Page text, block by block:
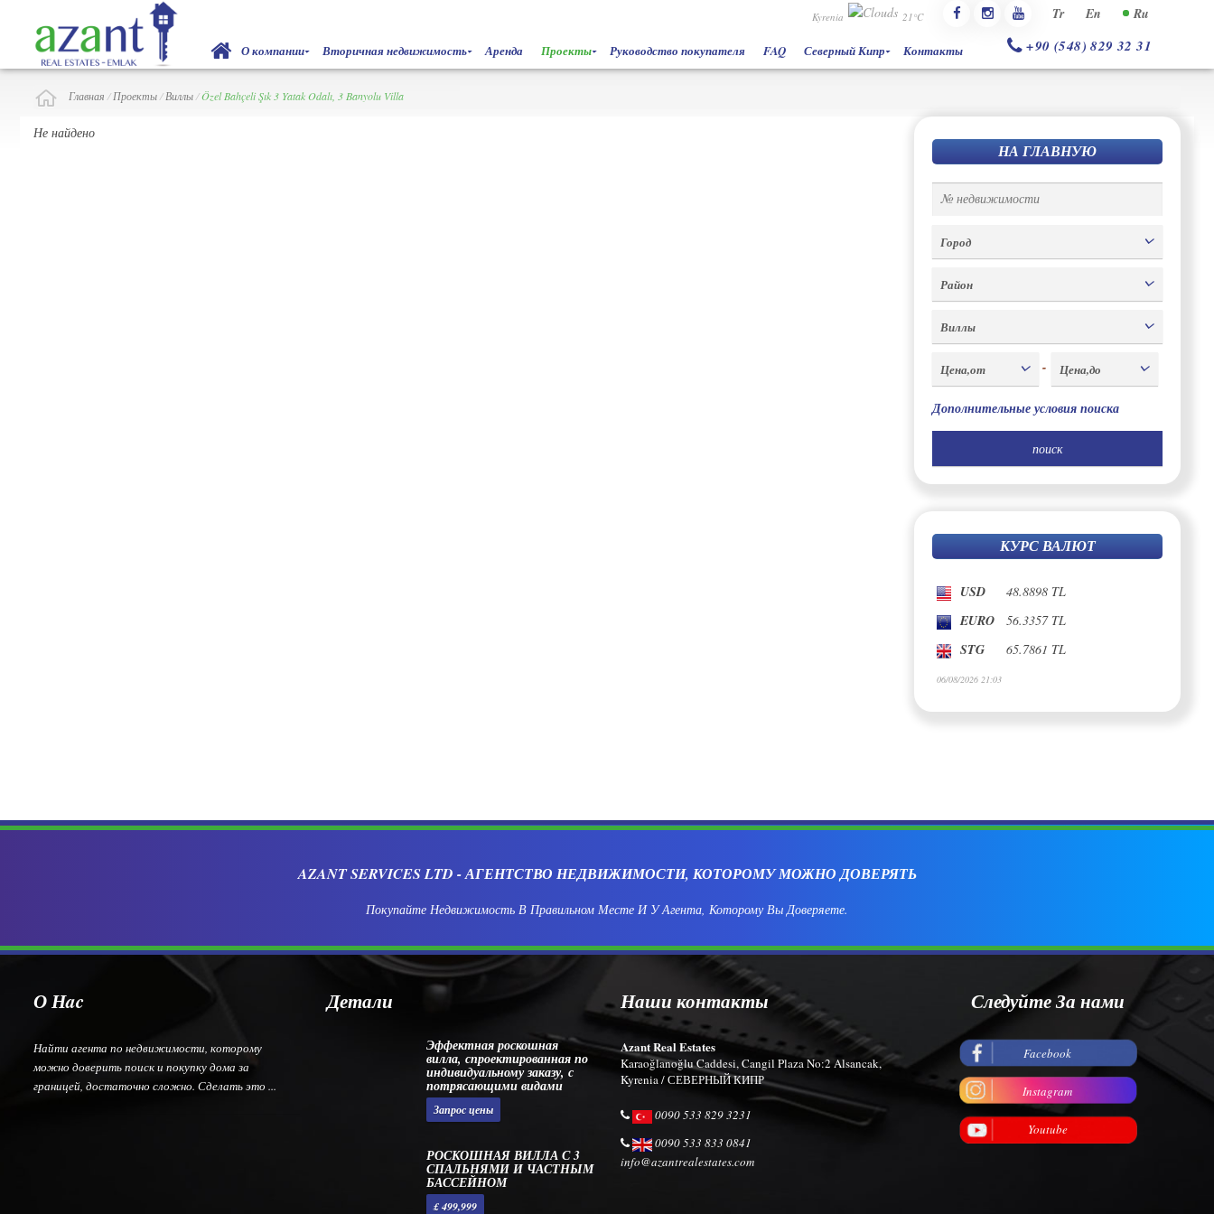
Tr En Ru
Kyrenia 21°C
+90 (548) 829 32 31
О компании Вторичная недвижимость Аренда Проекты Руководство покупателя FAQ Северный Кипр Контакты
Главная / Проекты/ Виллы/Özel Bahçeli Şık 3 Yatak Odalı, 3 Banyolu Villa
Не найдено
НА ГЛАВНУЮ
Город
Район
Виллы
Цена,от - Цена,до
Дополнительные условия поиска
КУРС ВАЛЮТ
USD 48.8898 TL
EURO 56.3357 TL
STG 65.7861 TL
06/08/2026 21:03
AZANT SERVICES LTD - АГЕНТСТВО НЕДВИЖИМОСТИ, КОТОРОМУ МОЖНО ДОВЕРЯТЬ
Покупайте Недвижимость В Правильном Месте И У Агента, Которому Вы Доверяете.
О Нac
Найти агента по недвижимости, которому
можно доверить поиск и покупку дома за
границей, достаточно сложно. Сделать это ...
Детали
Эффектная роскошная
вилла, спроектированная по
индивидуальному заказу, с
потрясающими видами
Запрос цены
РОСКОШНАЯ ВИЛЛА С 3
СПАЛЬНЯМИ И ЧАСТНЫМ
БАССЕЙНОМ
£ 499,999
Наши контакты
Azant Real Estates
Karaoğlanoğlu Caddesi, Cangil Plaza No:2 Alsancak,
Kyrenia / СЕВЕРНЫЙ КИПР
0090 533 829 3231
0090 533 833 0841
info@azantrealestates.com
Следуйте За нами
Facebook
Instagram
Youtube